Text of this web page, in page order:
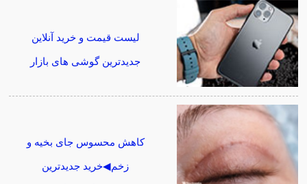
لیست قیمت و خرید آنلاین
جدیدترین گوشی های بازار
کاهش محسوس جای بخیه و
زخم◀خرید جدیدترین